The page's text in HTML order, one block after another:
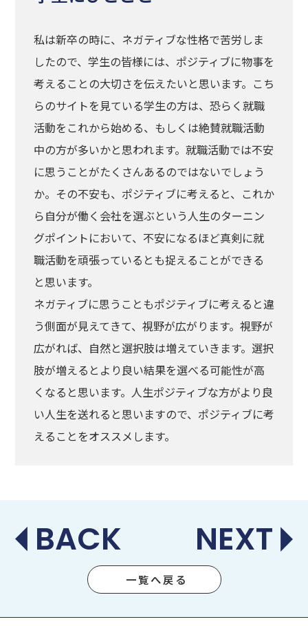
私は新卒の時に、ネガティブな性格で苦労しま
したので、学生の皆様には、ポジティブに物事を
考えることの大切さを伝えたいと思います。こち
らのサイトを見ている学生の方は、恐らく就職
活動をこれから始める、もしくは絶賛就職活動
中の方が多いかと思われます。就職活動では不安
に思うことがたくさんあるのではないでしょう
か。その不安も、ポジティブに考えると、これか
ら自分が働く会社を選ぶという人生のターニン
グポイントにおいて、不安になるほど真剣に就
職活動を頑張っているとも捉えることができる
と思います。
ネガティブに思うこともポジティブに考えると違
う側面が見えてきて、視野が広がります。視野が
広がれば、自然と選択肢は増えていきます。選択
肢が増えるとより良い結果を選べる可能性が高
くなると思います。人生ポジティブな方がより良
い人生を送れると思いますので、ポジティブに考
えることをオススメします。
BACK
一覧へ戻る
NEXT